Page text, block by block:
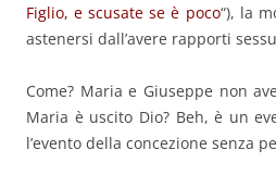
Figlio, e scusate se è poco“), la
astenersi dall’avere rapporti
Come? Maria e Giuseppe non
Maria è uscito Dio? Beh, è un
l’evento della concezione senza